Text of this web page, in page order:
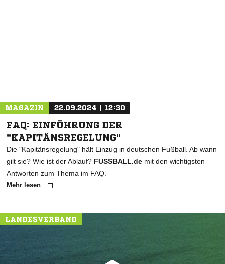
MAGAZIN 22.09.2024 | 12:30
FAQ: EINFÜHRUNG DER
"KAPITÄNSREGELUNG"
Die "Kapitänsregelung" hält Einzug in deutschen Fußball. Ab wann
gilt sie? Wie ist der Ablauf? FUSSBALL.de mit den wichtigsten
Antworten zum Thema im FAQ.
Mehr lesen
LANDESVERBAND